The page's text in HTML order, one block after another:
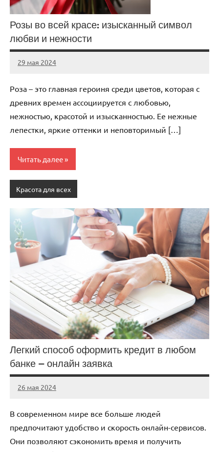
Розы во всей красе: изысканный символ
любви и нежности
29 мая 2024
Avtor
Нет
Роза – это главная героиня среди цветов, которая с
древних времен ассоциируется с любовью,
нежностью, красотой и изысканностью. Ее нежные
лепестки, яркие оттенки и неповторимый […]
Читать далее
Красота для всех
Легкий способ оформить кредит в любом
банке — онлайн заявка
26 мая 2024
Avtor
Нет
В современном мире все больше людей
предпочитают удобство и скорость онлайн-сервисов.
Они позволяют сэкономить время и получить